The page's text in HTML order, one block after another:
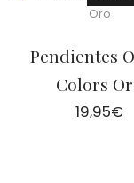
Pendientes
Colors
19,95€